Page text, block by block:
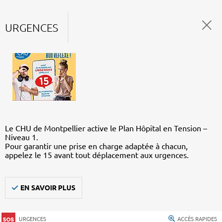
URGENCES
Le CHU de Montpellier active le Plan Hôpital en Tension –
Niveau 1.
Pour garantir une prise en charge adaptée à chacun,
appelez le 15 avant tout déplacement aux urgences.
EN SAVOIR PLUS
URGENCES ACCÈS RAPIDES